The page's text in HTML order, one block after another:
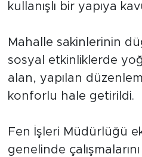
kullanışlı bir yapıya
Mahalle sakinlerinin
sosyal etkinliklerde
alan, yapılan
konforlu hale getirildi.
Fen İşleri Müdürlüğü
genelinde çalışmalarını